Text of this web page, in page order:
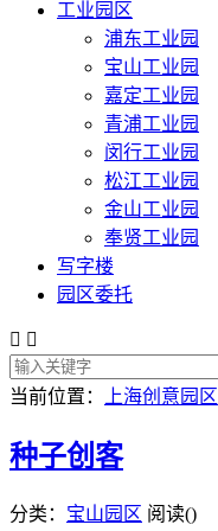
工业园区
浦东工业园
宝山工业园
嘉定工业园
青浦工业园
闵行工业园
松江工业园
金山工业园
奉贤工业园
写字楼
园区委托
 
当前位置： 上海创意园区
种子创客
分类： 宝山园区 阅读()